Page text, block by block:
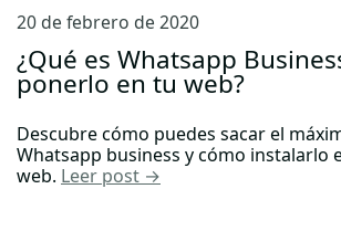
20 de febrero de 2020
¿Qué es Whatsapp
ponerlo en tu web?
Descubre cómo puedes sacar el
Whatsapp business y cómo instalarlo
web. Leer post →